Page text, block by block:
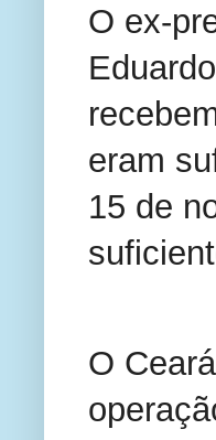
O ex-
eram
15 de
O